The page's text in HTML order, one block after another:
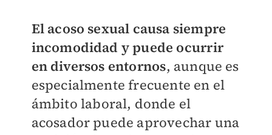
El acoso sexual causa siempre
incomodidad y puede ocurrir
en diversos entornos, aunque es
especialmente frecuente en el
ámbito laboral, donde el
acosador puede aprovechar una